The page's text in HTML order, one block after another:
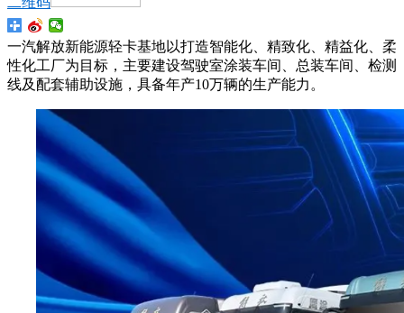
一汽解放新能源轻卡基地以打造智能化、精致化、精益化、柔
性化工厂为目标，主要建设驾驶室涂装车间、总装车间、检测
线及配套辅助设施，具备年产10万辆的生产能力。